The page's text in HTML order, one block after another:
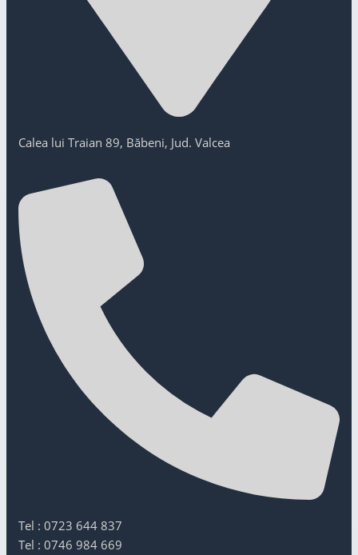
Calea lui Traian 89, Băbeni, Jud. Valcea
Tel : 0723 644 837
Tel : 0746 984 669